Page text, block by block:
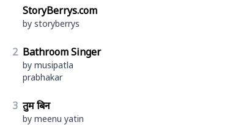
StoryBerrys.com
by storyberrys
2 Bathroom Singer
by musipatla
prabhakar
3 तुम बिन
by meenu yatin